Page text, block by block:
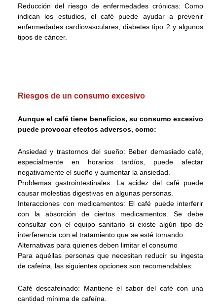
Reducción del riesgo de enfermedades crónicas: Como
indican los estudios, el café puede ayudar a prevenir
enfermedades cardiovasculares, diabetes tipo 2 y algunos
tipos de cáncer.
Riesgos de un consumo excesivo
Aunque el café tiene beneficios, su consumo excesivo
puede provocar efectos adversos, como:
Ansiedad y trastornos del sueño: Beber demasiado café,
especialmente en horarios tardíos, puede afectar
negativamente el sueño y aumentar la ansiedad.
Problemas gastrointestinales: La acidez del café puede
causar molestias digestivas en algunas personas.
Interacciones con medicamentos: El café puede interferir
con la absorción de ciertos medicamentos. Se debe
consultar con el equipo sanitario si existe algún tipo de
interferencia con el tratamiento que se esté tomando.
Alternativas para quienes deben limitar el consumo
Para aquéllas personas que necesitan reducir su ingesta
de cafeína, las siguientes opciones son recomendables:
Café descafeinado: Mantiene el sabor del café con una
cantidad mínima de cafeína.